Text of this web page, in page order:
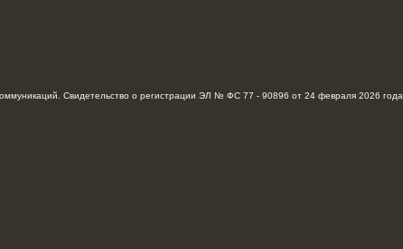
Свидетельство о регистрации ЭЛ № ФС 77 - 90896 от 24 февраля 2026 года.